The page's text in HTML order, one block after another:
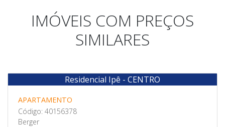
IMÓVEIS COM PREÇOS
SIMILARES
Venda
Residencial Ipê - CENTRO
APARTAMENTO
Código: 40156378
Berger